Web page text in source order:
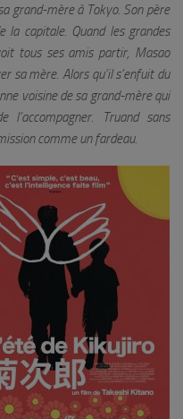
grand-mère à Tokyo. Son père
capitale. Quand les grandes
tous ses amis partir, Masao
sa mère. Alors qu’il s’enfuit du
voisine de sa grand-mère qui
Truand sans
comme un fardeau.